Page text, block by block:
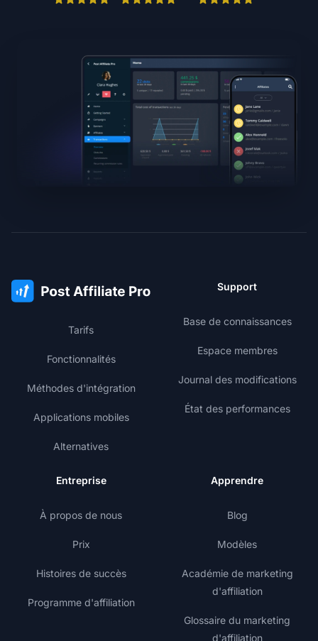
Tarifs
Fonctionnalités
Méthodes d'intégration
Applications mobiles
Alternatives
Support
Base de connaissances
Espace membres
Journal des modifications
État des performances
Entreprise
À propos de nous
Prix
Histoires de succès
Programme d'affiliation
Apprendre
Blog
Modèles
Académie de marketing
d'affiliation
Glossaire du marketing
d'affiliation